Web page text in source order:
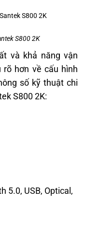
S800 2K
và khả năng vận
rõ hơn về cấu hình
số kỹ thuật chi
S800 2K:
5.0, USB, Optical,